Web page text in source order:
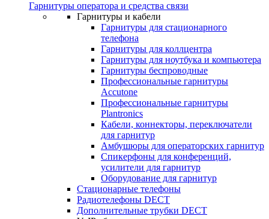
Гарнитуры оператора и средства связи
Гарнитуры и кабели
Гарнитуры для стационарного
телефона
Гарнитуры для коллцентра
Гарнитуры для ноутбука и компьютера
Гарнитуры беспроводные
Профессиональные гарнитуры
Accutone
Профессиональные гарнитуры
Plantronics
Кабели, коннекторы, переключатели
для гарнитур
Амбушюры для операторских гарнитур
Cпикерфоны для конференций,
усилители для гарнитур
Оборудование для гарнитур
Стационарные телефоны
Радиотелефоны DECT
Дополнительные трубки DECT